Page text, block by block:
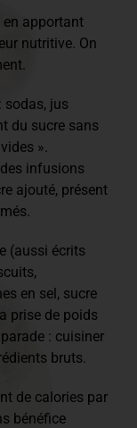
apportant
nutritive. On
sodas, jus
du sucre sans
».
infusions
ajouté, présent
(aussi écrits
en sel, sucre
prise de poids
: cuisiner
bruts.
de calories par
bénéfice